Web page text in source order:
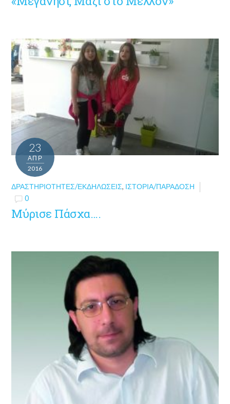
23
ΑΠΡ
2016
ΔΡΑΣΤΗΡΙΌΤΗΤΕΣ/ΕΚΔΗΛΏΣΕΙΣ, ΙΣΤΟΡΊΑ/ΠΑΡΆΔΟΣΗ
0
Μύρισε Πάσχα….